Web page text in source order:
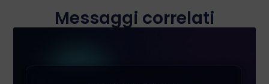
Messaggi correlati